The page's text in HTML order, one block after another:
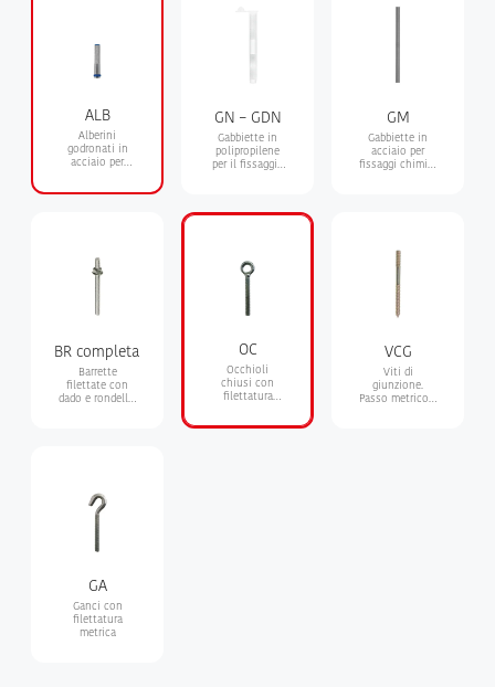
ALB
Alberini
godronati in
acciaio per
GN – GDN
Gabbiette in
polipropilene
per il fissaggio
GM
Gabbiette in
acciaio per
fissaggi chimici
BR completa
Barrette
filettate con
dado e rondella.
OC
Occhioli
chiusi con
filettatura
66 UNI 5542-65
VCG
Viti di
giunzione.
Passo metrico e
GA
Ganci con
filettatura
metrica